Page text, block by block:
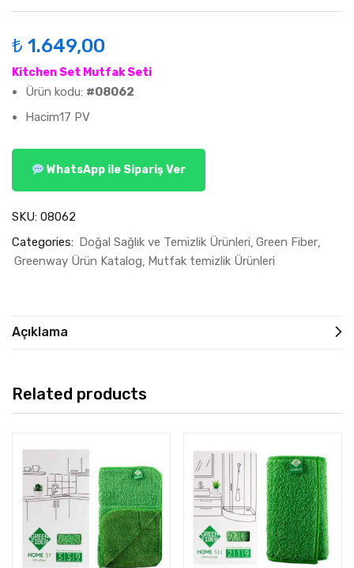
₺ 1.649,00
Kitchen Set Mutfak Seti
Ürün kodu: #08062
Hacim17 PV
WhatsApp ile Sipariş Ver
SKU: 08062
Categories: Doğal Sağlık ve Temizlik Ürünleri Green Fiber
Greenway Ürün Katalog Mutfak temizlik Ürünleri
Açıklama
Related products